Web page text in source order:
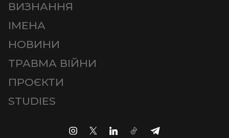
ВИЗНАННЯ
ІМЕНА
НОВИНИ
ТРАВМА ВІЙНИ
ПРОЄКТИ
STUDIES